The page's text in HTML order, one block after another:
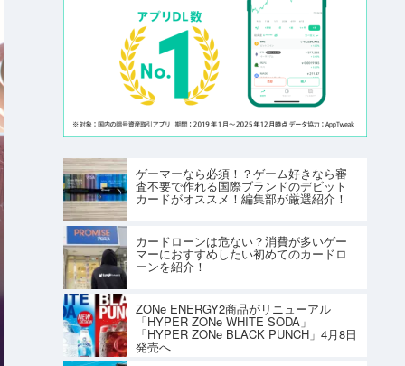
ゲーマーなら必須！？ゲーム好きなら審
査不要で作れる国際ブランドのデビット
カードがオススメ！編集部が厳選紹介！
カードローンは危ない？消費が多いゲー
マーにおすすめしたい初めてのカードロ
ーンを紹介！
ZONe ENERGY2商品がリニューアル
「HYPER ZONe WHITE SODA」
「HYPER ZONe BLACK PUNCH」4月8日
発売へ